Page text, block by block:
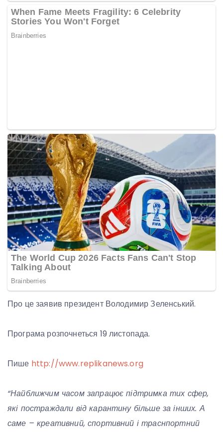
Про це заявив президент Володимир Зеленський.
Програма розпочнеться 19 листопада.
Пише http://www.replikanews.org
“Найближчим часом запрацює підтримка тих сфер,
які постраждали від карантину більше за інших. А
саме – креативний, спортивний і траснпортний